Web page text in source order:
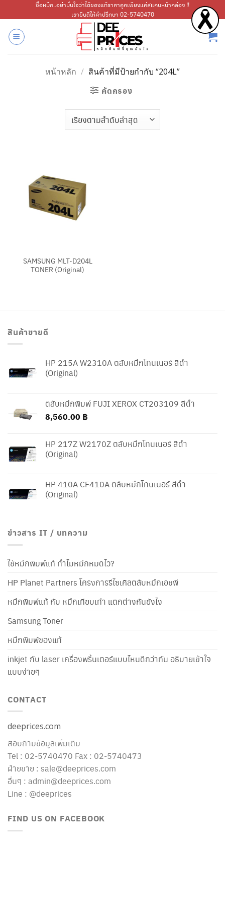
ไป
เนื้อหา
ซื้อหมึก..อย่ามั่นใจว่าได้ของแท้ราคาถูกเพียงแค่สแกนหน้ากล่อง !!
เรายินดีให้คำปรึกษา 02-5740470
หน้าหลัก / สินค้าที่มีป้ายกำกับ “204L”
คัดกรอง
SAMSUNG MLT-D204L
TONER (Original)
สินค้าขายดี
HP 215A W2310A ตลับหมึกโทนเนอร์ สีดำ
(Original)
ตลับหมึกพิมพ์ FUJI XEROX CT203109 สีดำ
8,560.00 ฿
HP 217Z W2170Z ตลับหมึกโทนเนอร์ สีดำ
(Original)
HP 410A CF410A ตลับหมึกโทนเนอร์ สีดำ
(Original)
ข่าวสาร IT / บทความ
ใช้หมึกพิมพ์แท้ ทำไมหมึกหมดไว?
HP Planet Partners โครงการรีไซเคิลตลับหมึกเอชพี
หมึกพิมพ์แท้ กับ หมึกเทียบเท่า แตกต่างกันยังไง
Samsung Toner
หมึกพิมพ์ของแท้
inkjet กับ laser เครื่องพริ้นเตอร์แบบไหนดีกว่ากัน อธิบายเข้าใจ
แบบง่ายๆ
CONTACT
deeprices.com
สอบถามข้อมูลเพิ่มเติม
Tel : 02-5740470 Fax : 02-5740473
ฝ่ายขาย : sale@deeprices.com
อื่นๆ : admin@deeprices.com
Line : @deeprices
FIND US ON FACEBOOK